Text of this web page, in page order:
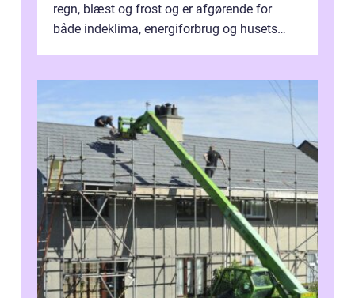
regn, blæst og frost og er afgørende for
både indeklima, energiforbrug og husets